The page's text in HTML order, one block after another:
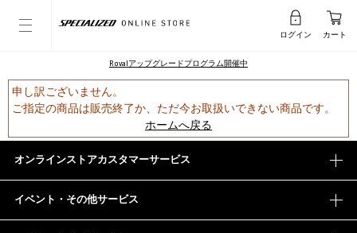
ログイン カート
Rovalアップグレードプログラム開催中
申し訳ございません。
ご指定の商品は販売終了か、ただ今お取扱いできない商品です。
ホームへ戻る
オンラインストアカスタマーサービス
イベント・その他サービス